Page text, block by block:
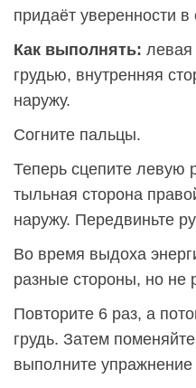
придаёт уверенности в
Как выполнять: левая
грудью, внутренняя
наружу.
Согните пальцы.
Теперь сцепите левую
тыльная сторона
наружу. Передвиньте
Во время выдоха
разные стороны, но не
Повторите 6 раз, а
грудь. Затем
выполните упражнение